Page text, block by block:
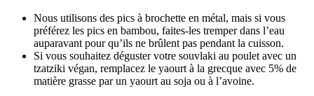
Nous utilisons des pics à brochette en métal, mais si vous
préférez les pics en bambou, faites-les tremper dans l’eau
auparavant pour qu’ils ne brûlent pas pendant la cuisson.
Si vous souhaitez déguster votre souvlaki au poulet avec un
tzatziki végan, remplacez le yaourt à la grecque avec 5% de
matière grasse par un yaourt au soja ou à l’avoine.